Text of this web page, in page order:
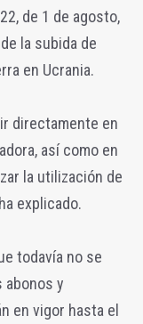
de 1 de agosto,
la subida de
en Ucrania.
directamente en
así como en
la utilización de
explicado.
todavía no se
abonos y
en vigor hasta el